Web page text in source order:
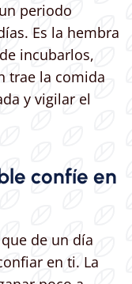
periodo
Es la hembra
incubarlos,
trae la comida
y vigilar el
confíe en
de un día
en ti. La